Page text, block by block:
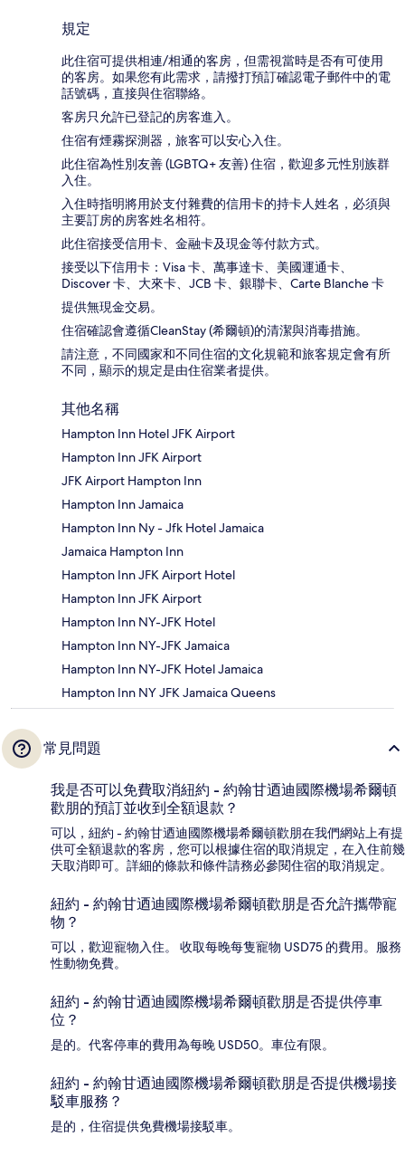
規定
此住宿可提供相連/相通的客房，但需視當時是否有可使用
的客房。如果您有此需求，請撥打預訂確認電子郵件中的電
話號碼，直接與住宿聯絡。
客房只允許已登記的房客進入。
住宿有煙霧探測器，旅客可以安心入住。
此住宿為性別友善 (LGBTQ+ 友善) 住宿，歡迎多元性別族群
入住。
入住時指明將用於支付雜費的信用卡的持卡人姓名，必須與
主要訂房的房客姓名相符。
此住宿接受信用卡、金融卡及現金等付款方式。
接受以下信用卡：Visa 卡、萬事達卡、美國運通卡、
Discover 卡、大來卡、JCB 卡、銀聯卡、Carte Blanche 卡
提供無現金交易。
住宿確認會遵循CleanStay (希爾頓)的清潔與消毒措施。
請注意，不同國家和不同住宿的文化規範和旅客規定會有所
不同，顯示的規定是由住宿業者提供。
其他名稱
Hampton Inn Hotel JFK Airport
Hampton Inn JFK Airport
JFK Airport Hampton Inn
Hampton Inn Jamaica
Hampton Inn Ny - Jfk Hotel Jamaica
Jamaica Hampton Inn
Hampton Inn JFK Airport Hotel
Hampton Inn JFK Airport
Hampton Inn NY-JFK Hotel
Hampton Inn NY-JFK Jamaica
Hampton Inn NY-JFK Hotel Jamaica
Hampton Inn NY JFK Jamaica Queens
常見問題
我是否可以免費取消紐約 - 約翰甘迺迪國際機場希爾頓
歡朋的預訂並收到全額退款？
可以，紐約 - 約翰甘迺迪國際機場希爾頓歡朋在我們網站上有提
供可全額退款的客房，您可以根據住宿的取消規定，在入住前幾
天取消即可。詳細的條款和條件請務必參閱住宿的取消規定。
紐約 - 約翰甘迺迪國際機場希爾頓歡朋是否允許攜帶寵
物？
可以，歡迎寵物入住。 收取每晚每隻寵物 USD75 的費用。服務
性動物免費。
紐約 - 約翰甘迺迪國際機場希爾頓歡朋是否提供停車
位？
是的。代客停車的費用為每晚 USD50。車位有限。
紐約 - 約翰甘迺迪國際機場希爾頓歡朋是否提供機場接
駁車服務？
是的，住宿提供免費機場接駁車。